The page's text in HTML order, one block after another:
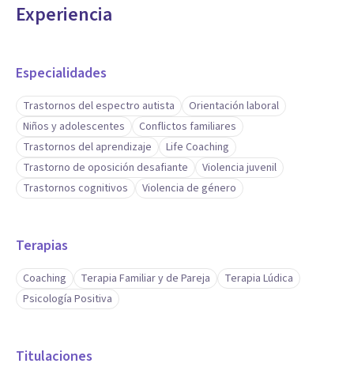
Experiencia
Especialidades
Trastornos del espectro autista
Orientación laboral
Niños y adolescentes
Conflictos familiares
Trastornos del aprendizaje
Life Coaching
Trastorno de oposición desafiante
Violencia juvenil
Trastornos cognitivos
Violencia de género
Terapias
Coaching Terapia Familiar y de Pareja
Terapia Lúdica
Psicología Positiva
Titulaciones